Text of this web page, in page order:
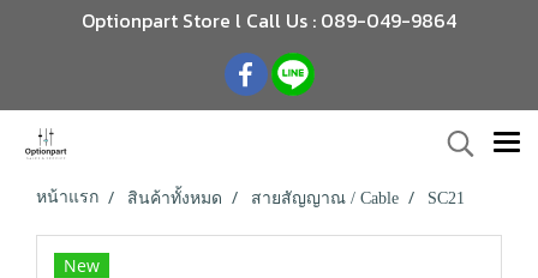
Optionpart Store l Call Us : 089-049-9864
หน้าแรก สินค้าทั้งหมด สายสัญญาณ / Cable SC21
New